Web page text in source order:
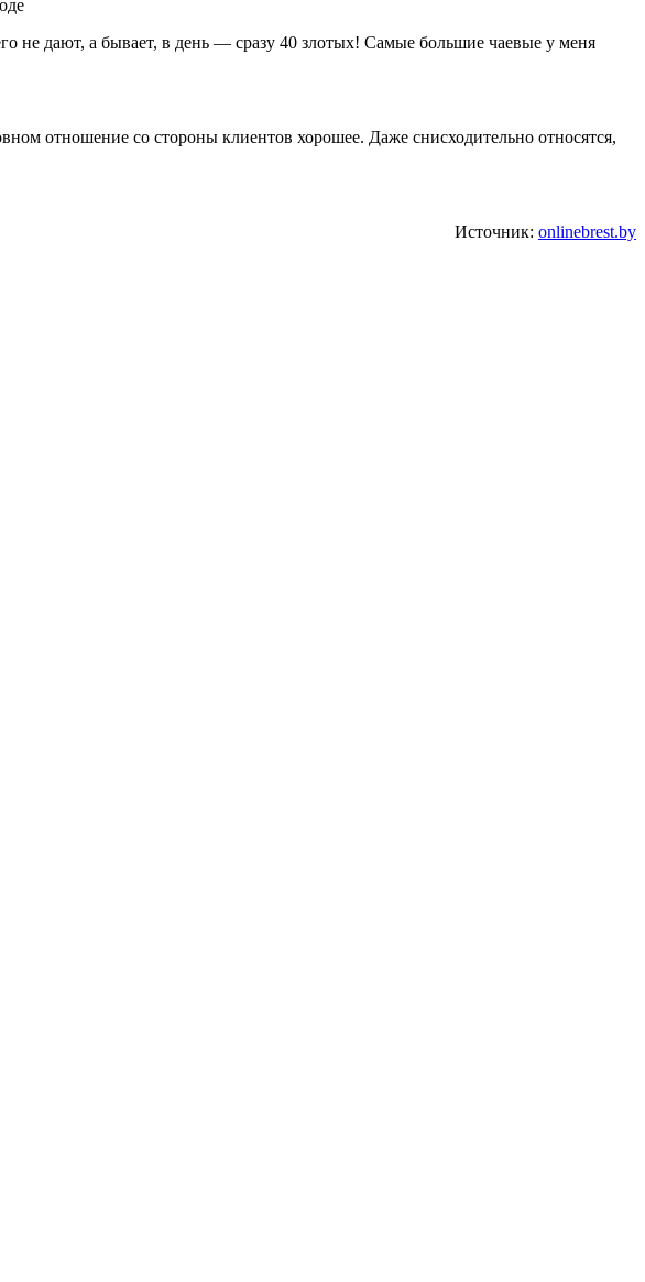
дают, а бывает, в день — сразу 40 злотых! Самые большие чаевые у меня
отношение со стороны клиентов хорошее. Даже снисходительно относятся,
Источник: onlinebrest.by